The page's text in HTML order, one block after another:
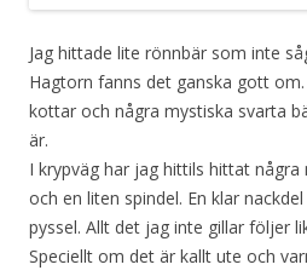
Jag hittade lite rönnbär som inte
Hagtorn fanns det ganska gott
kottar och några mystiska svarta
är.
I krypväg har jag hittils hittat några
och en liten spindel. En klar
pyssel. Allt det jag inte gillar följer
Speciellt om det är kallt ute och